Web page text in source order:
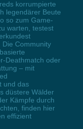
korrumpierte
legendärer Beute
so zum Game-
warten, testest
Community
Deathmatch oder
– mit
und das
düstere Wälder
Kämpfe durch
finden hier
effizient